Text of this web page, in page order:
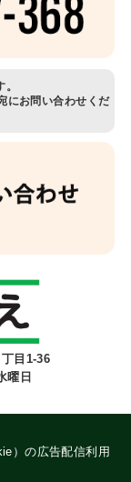
にお問い合わせくだ
目1-36
曜日
）の広告配信利用